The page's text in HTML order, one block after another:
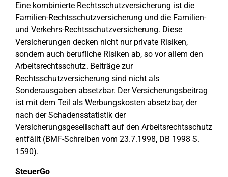
Eine kombinierte Rechtsschutzversicherung ist die
Familien-Rechtsschutzversicherung und die Familien-
und Verkehrs-Rechtsschutzversicherung. Diese
Versicherungen decken nicht nur private Risiken,
sondern auch berufliche Risiken ab, so vor allem den
Arbeitsrechtsschutz. Beiträge zur
Rechtsschutzversicherung sind nicht als
Sonderausgaben absetzbar. Der Versicherungsbeitrag
ist mit dem Teil als Werbungskosten absetzbar, der
nach der Schadensstatistik der
Versicherungsgesellschaft auf den Arbeitsrechtsschutz
entfällt (BMF-Schreiben vom 23.7.1998, DB 1998 S.
1590).
SteuerGo